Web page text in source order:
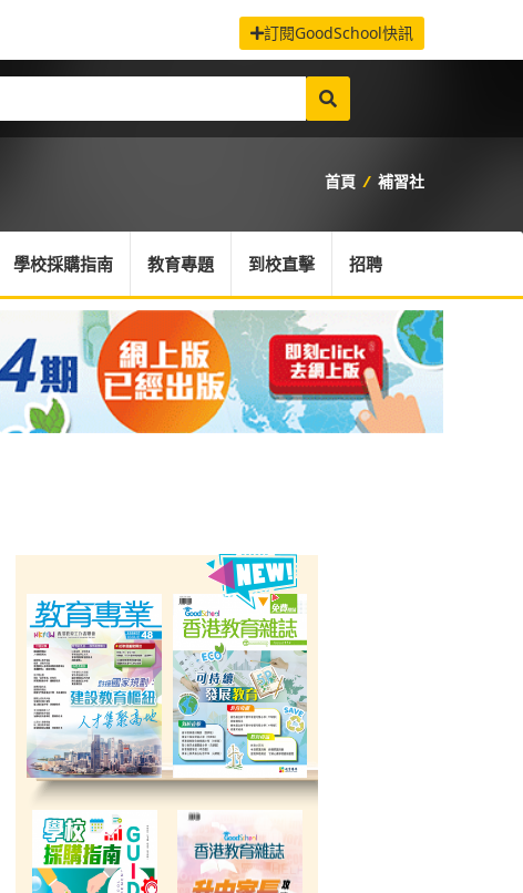
訂閱GoodSchool快訊
首頁 / 補習社
學校採購指南 教育專題 到校直擊 招聘